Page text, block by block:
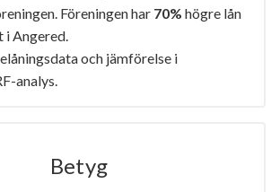
Föreningen har 70% högre lån
i Angered.
och jämförelse i
analys.
Betyg